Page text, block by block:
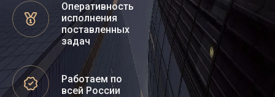
Оперативность
исполнения
поставленных
задач
Работаем по
всей России